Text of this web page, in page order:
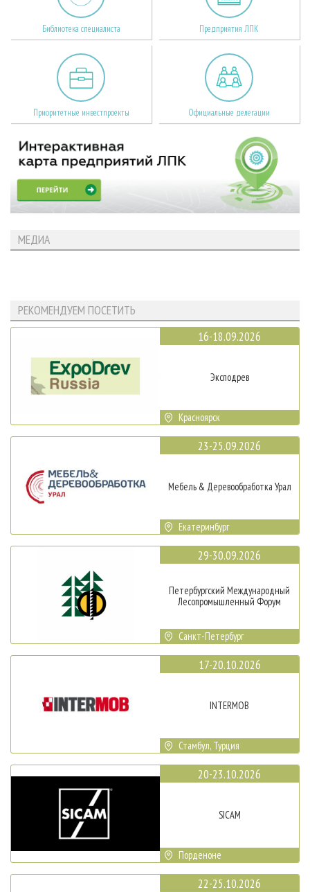
Библиотека специалиста Предприятия ЛПК
Приоритетные инвестпроекты Официальные делегации
МЕДИА
РЕКОМЕНДУЕМ ПОСЕТИТЬ
16-18.09.2026
Эксподрев
Красноярск
23-25.09.2026
Мебель & Деревообработка Урал
Екатеринбург
29-30.09.2026
Петербургский Международный
Лесопромышленный Форум
Санкт-Петербург
17-20.10.2026
INTERMOB
Стамбул, Турция
20-23.10.2026
SICAM
Порденоне
22-25.10.2026